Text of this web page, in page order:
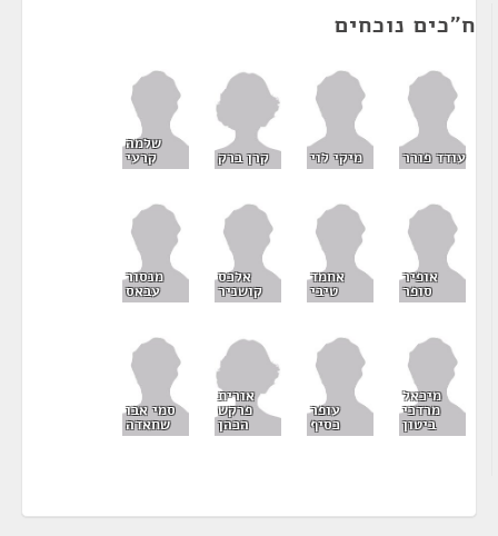
ח"כים נוכחים
עודד פורר מיקי לוי קרן ברק
שלמה
קרעי
אופיר
סופר
אחמד
טיבי
אלכס
קושניר
מנסור
עבאס
מיכאל
מרדכי
ביטון
עופר
כסיף
אורית
פרקש
הכהן
סמי אבו
שחאדה